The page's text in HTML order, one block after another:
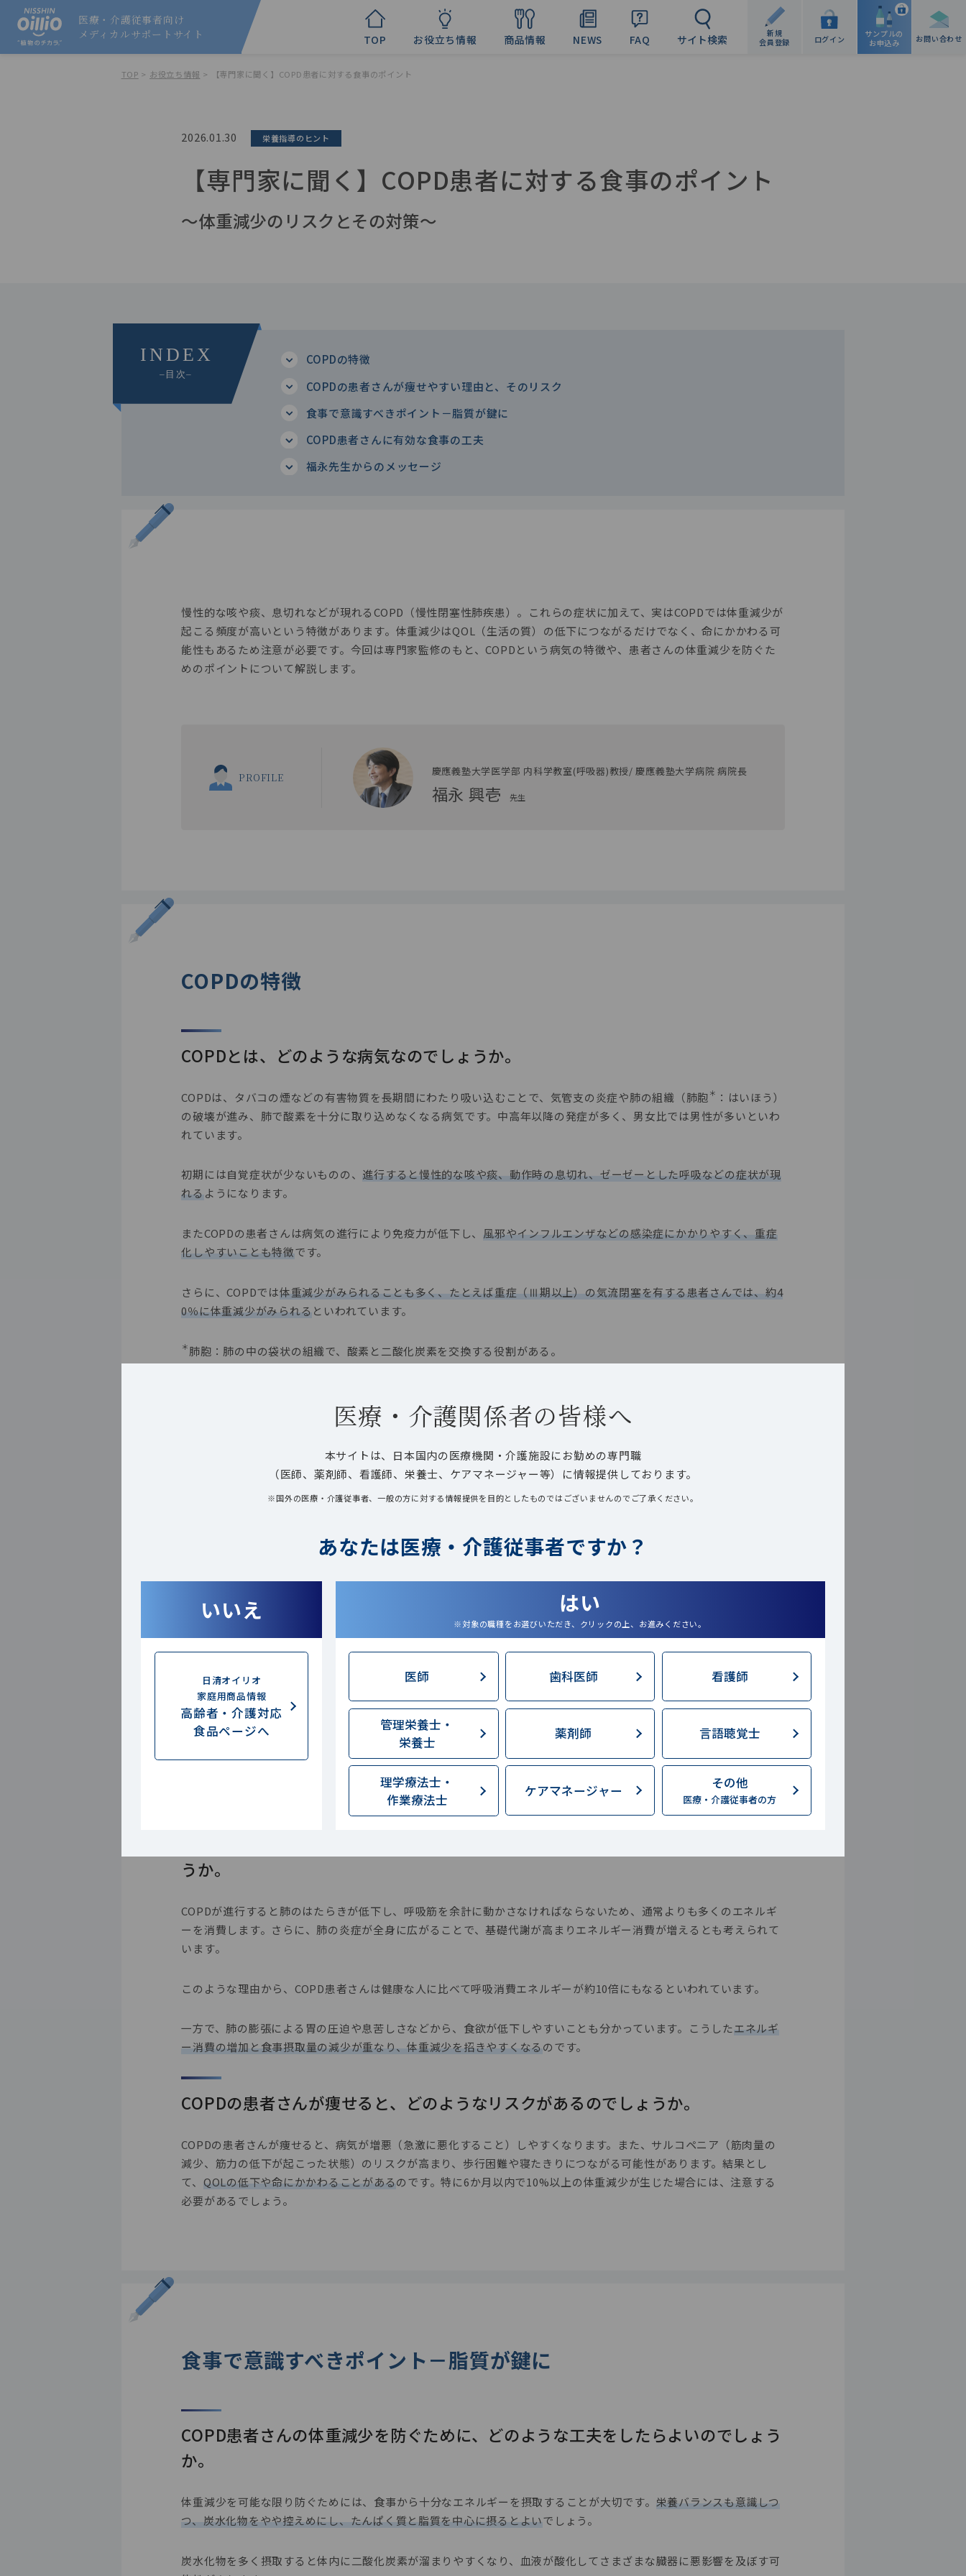
医療・介護従事者向け
メディカルサポート サイト TOP お役立ち情報 商品情報 NEWS FAQ サイト検索
新規
会員登録
ログイン
サンプルの
お申込み
お問い合わせ
TOP > お役立ち情報 > 【専門家に聞く】COPD患者に対する食事のポイント
2026.01.30 栄養指導のヒント
【専門家に聞く】COPD患者に対する食事のポイント
〜体重減少のリスクとその対策〜
COPDの特徴
COPDの患者さんが痩せやすい理由と、そのリスク
食事で意識すべきポイント－脂質が鍵に
COPD患者さんに有効な食事の工夫
福永先生からのメッセージ
慢性的な咳や痰、息切れなどが現れるCOPD（慢性閉塞性肺疾患）。これらの症状に加えて、実はCOPDでは体重減少が
起こる頻度が高いという特徴があります。体重減少はQOL（生活の質）の低下につながるだけでなく、命にかかわる可
能性もあるため注意が必要です。今回は専門家監修のもと、COPDという病気の特徴や、患者さんの体重減少を防ぐた
めのポイントについて解説します。
PROFILE
慶應義塾大学医学部 内科学教室(呼吸器)教授/ 慶應義塾大学病院 病院長
福永 興壱 先生
COPDの特徴
COPDとは、どのような病気なのでしょうか。
COPDは、タバコの煙などの有害物質を長期間にわたり吸い込むことで、気管支の炎症や肺の組織（肺胞 ＊ ：はいほう）
の破壊が進み、肺で酸素を十分に取り込めなくなる病気です。中高年以降の発症が多く、男女比では男性が多いといわ
れています。
初期には自覚症状が少ないものの、 進行すると慢性的な咳や痰、動作時の息切れ、ゼーゼーとした呼吸などの症状が現
れる ようになります。
またCOPDの患者さんは病気の進行により免疫力が低下し、 風邪やインフルエンザなどの感染症にかかりやすく、重症
化しやすいことも特徴です。
さらに、COPDでは体重減少がみられることも多く、たとえば重症（Ⅲ期以上）の気流閉塞を有する患者さんでは、約4
0％に体重減少がみられる といわれています。
＊ 肺胞：肺の中の袋状の組織で、酸素と二酸化炭素を交換する役割がある。
COPDの患者さんが痩せやすい理由と、そのリスク
うか。
COPDが進行すると肺のはたらきが低下し、呼吸筋を余計に動かさなければならないため、通常よりも多くのエネルギ
ーを消費します。さらに、肺の炎症が全身に広がることで、基礎代謝が高まりエネルギー消費が増えるとも考えられて
います。
このような理由から、 COPD患者さんは健康な人に比べて呼吸消費エネルギーが約10倍にもなるといわれています。
一方で、肺の膨張による胃の圧迫や息苦しさなどから、食欲が低下しやすいことも分かっています。こうしたエネルギ
ー消費の増加と食事摂取量の減少が重なり、体重減少を招きやすくなるのです。
COPDの患者さんが痩せると、どのようなリスクがあるのでしょうか。
COPDの患者さんが痩せると、病気が増悪（急激に悪化すること）しやすくなります。また、サルコペニア（筋肉量の
減少、筋力の低下が起こった状態）のリスクが高まり、歩行困難や寝たきりにつながる可能性があります。結果とし
て、 QOLの低下や命にかかわることがあるのです。特に6か月以内で10%以上の体重減少が生じた場合には、注意する
必要があるでしょう。
食事で意識すべきポイント－脂質が鍵に
COPD患者さんの体重減少を防ぐために、どのような工夫をしたらよいのでしょう
か。
体重減少を可能な限り防ぐためには、食事から十分なエネルギーを摂取することが大切です。 栄養バランスも意識しつ
つ、炭水化物をやや控えめにし、たんぱく質と脂質を中心に摂るとよいでしょう。
炭水化物を多く摂取すると体内に二酸化炭素が溜まりやすくなり、血液が酸化してさまざまな臓器に悪影響を及ぼす可
医療・介護関係者の皆様へ
本サイトは、日本国内の医療機関・介護施設にお勤めの専門職
（医師、薬剤師、看護師、栄養士、ケアマネージャー等）に情報提供しております。
※国外の医療・介護従事者、一般の方に対する情報提供を目的としたものではございませんのでご了承ください。
あなたは医療・介護従事者ですか？
いいえ
日清オイリオ
家庭用商品情報
高齢者・介護対応
食品ページへ
はい
※対象の職種をお選びいただき、クリックの上、お進みください。
医師 歯科医師 看護師
管理栄養士・
栄養士
薬剤師 言語聴覚士
理学療法士・
作業療法士
ケアマネージャー その他
医療・介護従事者の方